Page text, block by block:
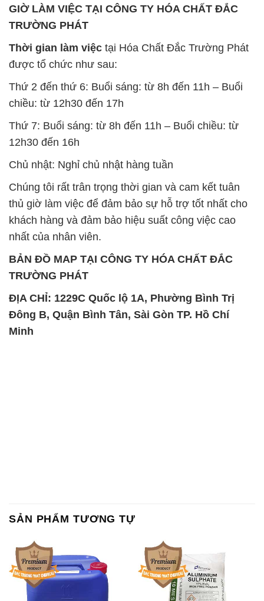
GIỜ LÀM VIỆC TẠI CÔNG TY HÓA CHẤT ĐẮC
TRƯỜNG PHÁT
Thời gian làm việc tại Hóa Chất Đắc Trường Phát
được tổ chức như sau:
Thứ 2 đến thứ 6: Buổi sáng: từ 8h đến 11h – Buổi
chiều: từ 12h30 đến 17h
Thứ 7: Buổi sáng: từ 8h đến 11h – Buổi chiều: từ
12h30 đến 16h
Chủ nhật: Nghỉ chủ nhật hàng tuần
Chúng tôi rất trân trọng thời gian và cam kết tuân
thủ giờ làm việc để đảm bảo sự hỗ trợ tốt nhất cho
khách hàng và đảm bảo hiệu suất công việc cao
nhất của nhân viên.
BẢN ĐỒ MAP TẠI CÔNG TY HÓA CHẤT ĐẮC
TRƯỜNG PHÁT
ĐỊA CHỈ: 1229C Quốc lộ 1A, Phường Bình Trị
Đông B, Quận Bình Tân, Sài Gòn TP. Hồ Chí
Minh
SẢN PHẨM TƯƠNG TỰ